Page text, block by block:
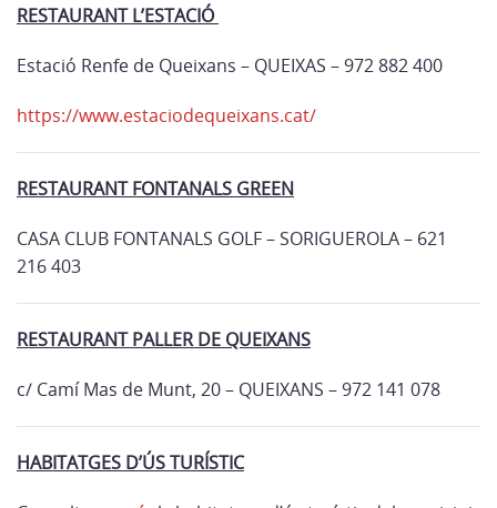
RESTAURANT L’ESTACIÓ
Estació Renfe de Queixans – QUEIXAS – 972 882 400
https://www.estaciodequeixans.cat/
RESTAURANT FONTANALS GREEN
CASA CLUB FONTANALS GOLF – SORIGUEROLA – 621
216 403
RESTAURANT PALLER DE QUEIXANS
c/ Camí Mas de Munt, 20 – QUEIXANS – 972 141 078
HABITATGES D’ÚS TURÍSTIC